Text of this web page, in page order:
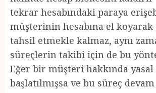
tekrar hesabındaki paraya
müşterinin hesabına el koyarak
tahsil etmekle kalmaz, aynı
süreçlerin takibi için de bu
Eğer bir müşteri hakkında yasal
başlatılmışsa ve bu süreç